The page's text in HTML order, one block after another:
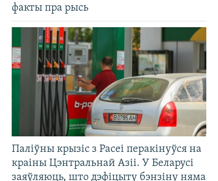
факты пра рысь
Паліўны крызіс з Расеі перакінуўся на
краіны Цэнтральнай Азіі. У Беларусі
заяўляюць, што дэфіцыту бэнзіну няма